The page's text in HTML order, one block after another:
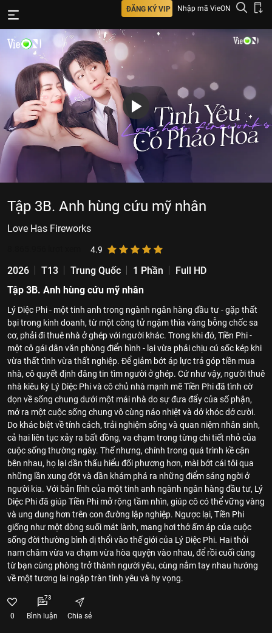
ĐĂNG KÝ VIP Nhập mã VieON
Tập 3B. Anh hùng cứu mỹ nhân
Love Has Fireworks
4.9
2026 T13 Trung Quốc 1 Phần
Full HD
Tập 3B. Anh hùng cứu mỹ nhân
Lý Diệc Phi - một tinh anh trong ngành ngân hàng đầu tư - gặp thất
bại trong kinh doanh, từ một công tử ngậm thìa vàng bỗng chốc sa
cơ, phải đi thuê nhà ở ghép với người khác. Trong khi đó, Tiền Phi -
một cô gái dân văn phòng điển hình - lại vừa phải chịu cú sốc kép khi
vừa thất tình vừa thất nghiệp. Để giảm bớt áp lực trả góp tiền mua
nhà, cô quyết định đăng tin tìm người ở ghép. Cứ như vậy, người thuê
nhà kiêu kỳ Lý Diệc Phi và cô chủ nhà mạnh mẽ Tiền Phi đã tình cờ
dọn về sống chung dưới một mái nhà do sự đưa đẩy của số phận,
mở ra một cuộc sống chung vô cùng náo nhiệt và dở khóc dở cười.
Do khác biệt về tính cách, trải nghiệm sống và quan niệm nhân sinh,
cả hai liên tục xảy ra bất đồng, va chạm trong từng chi tiết nhỏ của
cuộc sống thường ngày. Thế nhưng, chính trong quá trình kề cận
bên nhau, họ lại dần thấu hiểu đối phương hơn, mài bớt cái tôi qua
những lần xung đột và dần khám phá ra những điểm sáng ngời ở
người kia. Với bản lĩnh của một tinh anh ngành ngân hàng đầu tư, Lý
Diệc Phi đã giúp Tiền Phi mở rộng tầm nhìn, giúp cô có thể vững vàng
và ung dung hơn trên con đường lập nghiệp. Ngược lại, Tiền Phi
giống như một dòng suối mát lành, mang hơi thở ấm áp của cuộc
sống đời thường bình dị thổi vào thế giới của Lý Diệc Phi. Hai thỏi
nam châm vừa va chạm vừa hòa quyện vào nhau, để rồi cuối cùng
từ bạn cùng phòng trở thành người yêu, cùng nắm tay nhau hướng
về một tương lai ngập tràn tình yêu và hy vọng.
0
73
Bình luận Chia sẻ